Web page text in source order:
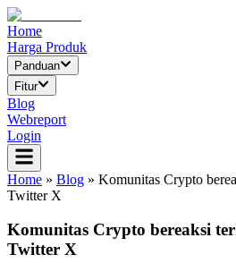
Home
Harga Produk
Panduan
Fitur
Blog
Webreport
Login
Home » Blog » Komunitas Crypto
Twitter X
Komunitas Crypto bereaksi
Twitter X